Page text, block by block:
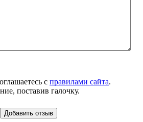
с правилами сайта.
поставив галочку.
Добавить отзыв